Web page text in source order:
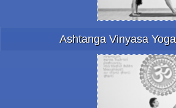
Ashtanga Vinyasa